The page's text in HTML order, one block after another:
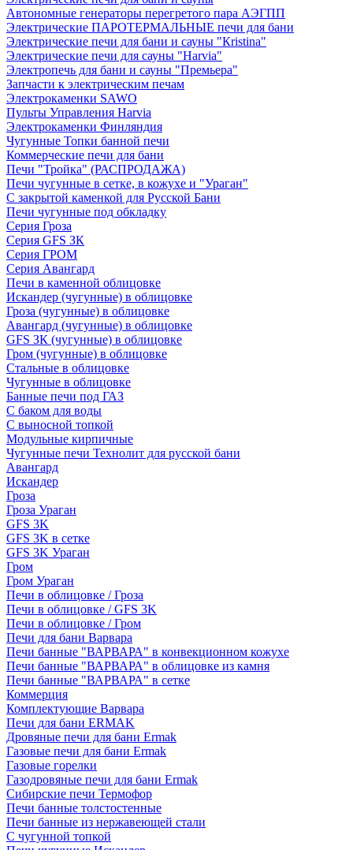
Автономные генераторы перегретого пара АЭГПП
Электрические ПАРОТЕРМАЛЬНЫЕ печи для бани
Электрические печи для бани и сауны "Кristina"
Электрические печи для сауны "Harvia"
Электропечь для бани и сауны "Премьера"
Запчасти к электрическим печам
Электрокаменки SAWO
Пульты Управления Harvia
Электрокаменки Финляндия
Чугунные Топки банной печи
Коммерческие печи для бани
Печи "Тройка" (РАСПРОДАЖА)
Печи чугунные в сетке, в кожухе и "Ураган"
С закрытой каменкой для Русской Бани
Печи чугунные под обкладку
Серия Гроза
Серия GFS ЗК
Серия ГРОМ
Серия Авангард
Печи в каменной облицовке
Искандер (чугунные) в облицовке
Гроза (чугунные) в облицовке
Авангард (чугунные) в облицовке
GFS ЗК (чугунные) в облицовке
Гром (чугунные) в облицовке
Стальные в облицовке
Чугунные в облицовке
Банные печи под ГАЗ
С баком для воды
С выносной топкой
Модульные кирпичные
Чугунные печи Технолит для русской бани
Авангард
Искандер
Гроза
Гроза Ураган
GFS 3K
GFS 3K в сетке
GFS 3K Ураган
Гром
Гром Ураган
Печи в облицовке / Гроза
Печи в облицовке / GFS 3K
Печи в облицовке / Гром
Печи для бани Варвара
Печи банные "ВАРВАРА" в конвекционном кожухе
Печи банные "ВАРВАРА" в облицовке из камня
Печи банные "ВАРВАРА" в сетке
Коммерция
Комплектующие Варвара
Печи для бани ERMAK
Дровяные печи для бани Ermak
Газовые печи для бани Ermak
Газовые горелки
Газодровяные печи для бани Ermak
Сибирские печи Термофор
Печи банные толстостенные
Печи банные из нержавеющей стали
С чугунной топкой